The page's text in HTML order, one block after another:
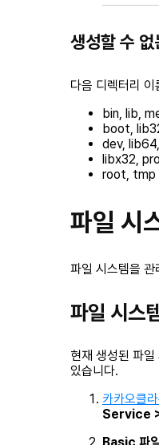
생성할 수
다음 디렉터리
bin, lib,
boot,
dev,
libx32,
root, tmp
파일 시
파일 시스템을
파일 시스
현재 생성된 파
있습니다.
카카오클
Service